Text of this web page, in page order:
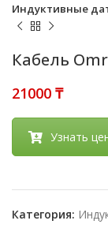
Индуктивные
Кабель
₸
Узнать
Категория: